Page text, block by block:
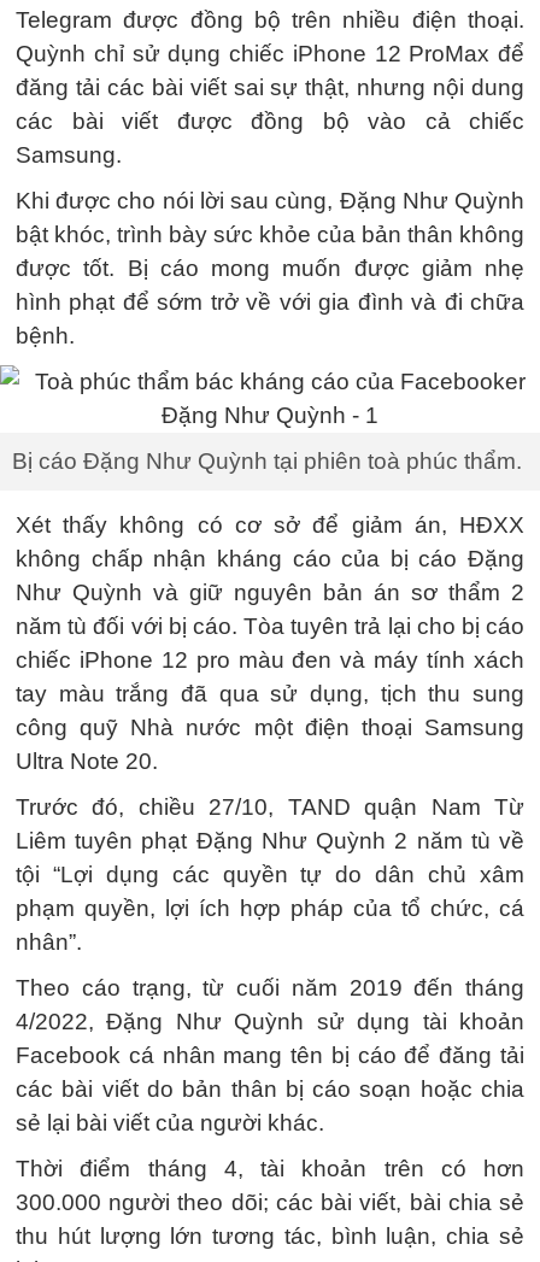
Telegram được đồng bộ trên nhiều điện thoại.
Quỳnh chỉ sử dụng chiếc iPhone 12 ProMax để
đăng tải các bài viết sai sự thật, nhưng nội dung
các bài viết được đồng bộ vào cả chiếc
Samsung.
Khi được cho nói lời sau cùng, Đặng Như Quỳnh
bật khóc, trình bày sức khỏe của bản thân không
được tốt. Bị cáo mong muốn được giảm nhẹ
hình phạt để sớm trở về với gia đình và đi chữa
bệnh.
Bị cáo Đặng Như Quỳnh tại phiên toà phúc thẩm.
Xét thấy không có cơ sở để giảm án, HĐXX
không chấp nhận kháng cáo của bị cáo Đặng
Như Quỳnh và giữ nguyên bản án sơ thẩm 2
năm tù đối với bị cáo. Tòa tuyên trả lại cho bị cáo
chiếc iPhone 12 pro màu đen và máy tính xách
tay màu trắng đã qua sử dụng, tịch thu sung
công quỹ Nhà nước một điện thoại Samsung
Ultra Note 20.
Trước đó, chiều 27/10, TAND quận Nam Từ
Liêm tuyên phạt Đặng Như Quỳnh 2 năm tù về
tội “Lợi dụng các quyền tự do dân chủ xâm
phạm quyền, lợi ích hợp pháp của tổ chức, cá
nhân”.
Theo cáo trạng, từ cuối năm 2019 đến tháng
4/2022, Đặng Như Quỳnh sử dụng tài khoản
Facebook cá nhân mang tên bị cáo để đăng tải
các bài viết do bản thân bị cáo soạn hoặc chia
sẻ lại bài viết của người khác.
Thời điểm tháng 4, tài khoản trên có hơn
300.000 người theo dõi; các bài viết, bài chia sẻ
thu hút lượng lớn tương tác, bình luận, chia sẻ